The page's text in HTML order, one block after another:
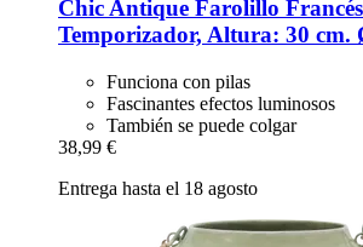
Chic Antique Farolillo
Temporizador, Altura: 30 cm.
Funciona con pilas
Fascinantes efectos luminosos
También se puede colgar
38,99 €
Entrega hasta el 18 agosto